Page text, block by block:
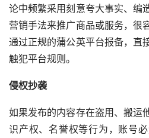
论中频繁采用刻意夸大事实、编
营销手法来推广商品或服务，很
通过正规的蒲公英平台报备，直
触犯平台规则。
侵权抄袭
如果发布的内容存在盗用、搬运
识产权、名誉权等行为，账号